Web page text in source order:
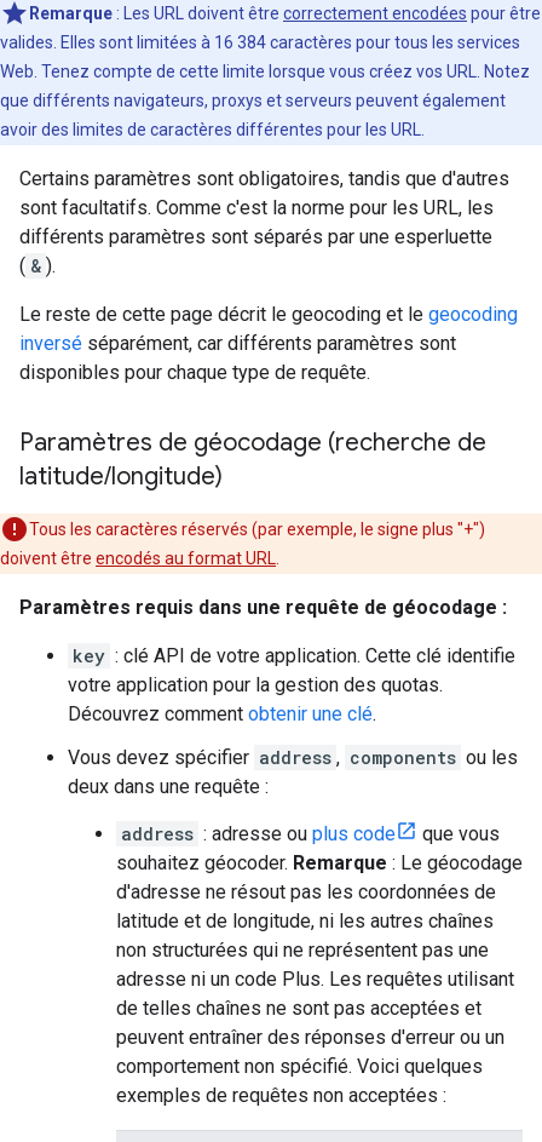
Remarque : Les URL doivent être correctement encodées pour être
valides. Elles sont limitées à 16 384 caractères pour tous les services
Web. Tenez compte de cette limite lorsque vous créez vos URL. Notez
que différents navigateurs, proxys et serveurs peuvent également
avoir des limites de caractères différentes pour les URL.
Certains paramètres sont obligatoires, tandis que d'autres
sont facultatifs. Comme c'est la norme pour les URL, les
différents paramètres sont séparés par une esperluette
( & ).
Le reste de cette page décrit le geocoding et le geocoding
inversé séparément, car différents paramètres sont
disponibles pour chaque type de requête.
Paramètres de géocodage (recherche de
latitude/longitude)
Tous les caractères réservés (par exemple, le signe plus "+")
doivent être encodés au format URL
Paramètres requis dans une requête de géocodage :
key : clé API de votre application. Cette clé identifie
votre application pour la gestion des quotas.
Découvrez comment obtenir une clé.
Vous devez spécifier address , components ou les
deux dans une requête :
address : adresse ou plus code
que vous
souhaitez géocoder. Remarque : Le géocodage
d'adresse ne résout pas les coordonnées de
latitude et de longitude, ni les autres chaînes
non structurées qui ne représentent pas une
adresse ni un code Plus. Les requêtes utilisant
de telles chaînes ne sont pas acceptées et
peuvent entraîner des réponses d'erreur ou un
comportement non spécifié. Voici quelques
exemples de requêtes non acceptées :